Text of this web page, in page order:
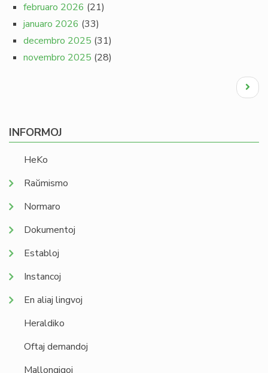
februaro 2026 (21)
januaro 2026 (33)
decembro 2025 (31)
novembro 2025 (28)
Next
page
INFORMOJ
HeKo
Raŭmismo
Normaro
Dokumentoj
Establoj
Instancoj
En aliaj lingvoj
Heraldiko
Oftaj demandoj
Mallongigoj